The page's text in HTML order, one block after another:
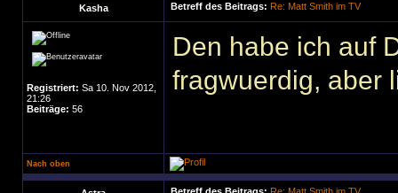
Kasha Betreff des Beitrags: Re: Matt Smith im TV
Registriert: Sa 10. Nov 2012,
21:26
Beiträge: 56
Den habe ich auf
fragwuerdig, aber
Nach oben